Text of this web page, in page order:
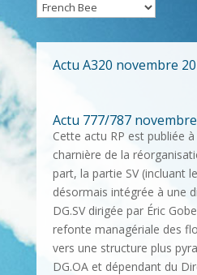
Actu A320 novembre
Actu 777/787
Cette actu RP est publiée
charnière de la
part, la partie SV (incluant
désormais intégrée à une
DG.SV dirigée par Éric
refonte managériale des
vers une structure plus
DG.OA et dépendant du